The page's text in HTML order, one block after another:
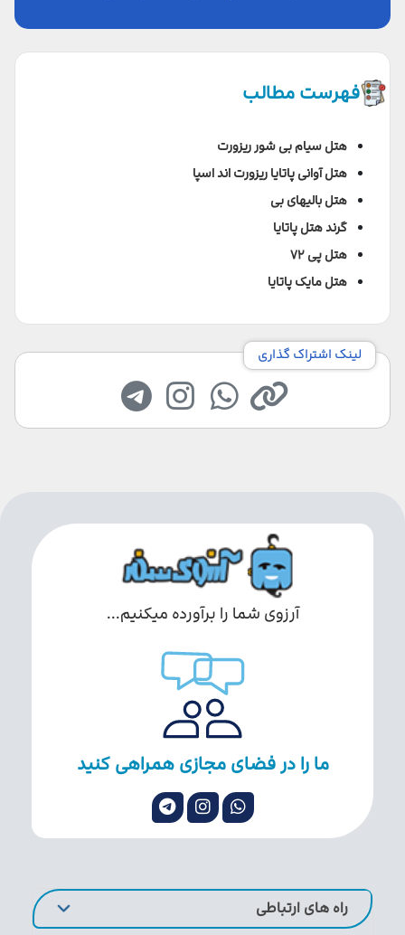
فهرست مطالب
هتل سیام بی شور ریزورت
هتل آوانی پاتایا ریزورت اند اسپا
هتل بالیهای بی
گرند هتل پاتایا
هتل پی ۷۲
هتل مایک پاتایا
لینک اشتراک گذاری
آرزوی شما را برآورده میکنیم...
ما را در فضای مجازی همراهی کنید
راه های ارتباطی